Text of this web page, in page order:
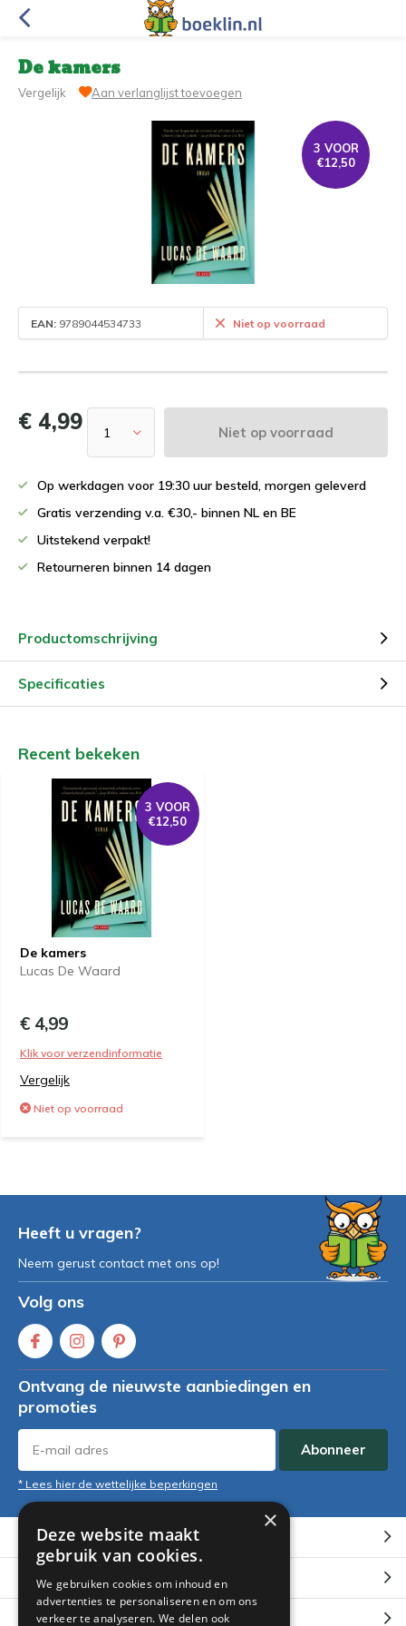
De kamers
Vergelijk Aan verlanglijst toevoegen
3 VOOR
€12,50
EAN: 9789044534733 Niet op voorraad
€ 4,99 Niet op voorraad
Op werkdagen voor 19:30 uur besteld, morgen geleverd
Gratis verzending v.a. €30,- binnen NL en BE
Uitstekend verpakt!
Retourneren binnen 14 dagen
Productomschrijving
Specificaties
Recent bekeken
3 VOOR
€12,50
De kamers
Lucas De Waard
€ 4,99
Klik voor verzendinformatie
Vergelijk
Niet op voorraad
Heeft u vragen?
Neem gerust contact met ons op!
Volg ons
Ontvang de nieuwste aanbiedingen en
promoties
Abonneer
* Lees hier de wettelijke beperkingen
Klantenservice
Mijn account
Categorieën
×
Deze website maakt
gebruik van cookies.
We gebruiken cookies om inhoud en
advertenties te personaliseren en om ons
verkeer te analyseren. We delen ook